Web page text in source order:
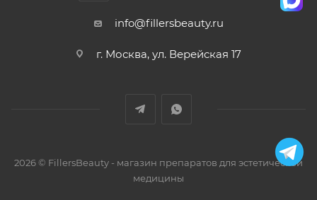
info@fillersbeauty.ru
г. Москва, ул. Верейская 17
2026 © FillersBeauty - магазин препаратов для эстетической
медицины